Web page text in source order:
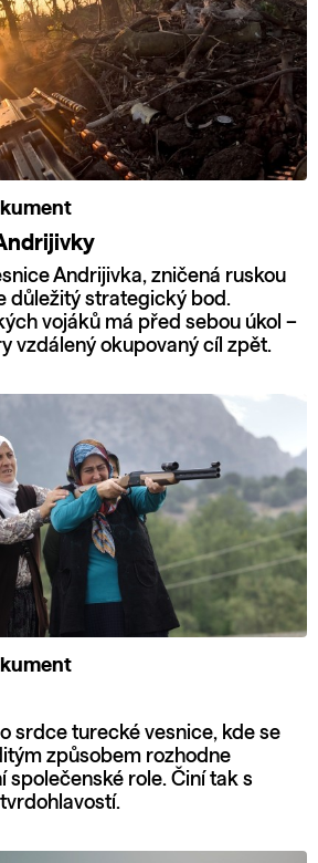
Andrijivka, zničená ruskou
důležitý strategický bod.
vojáků má před sebou úkol –
vzdálený okupovaný cíl zpět.
srdce turecké vesnice, kde se
způsobem rozhodne
role. Činí tak s